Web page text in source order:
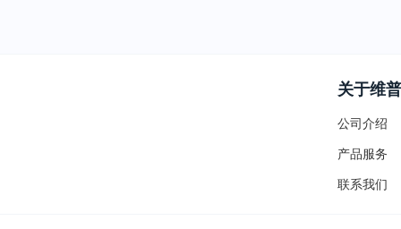
关于维普
公司介绍
产品服务
联系我们